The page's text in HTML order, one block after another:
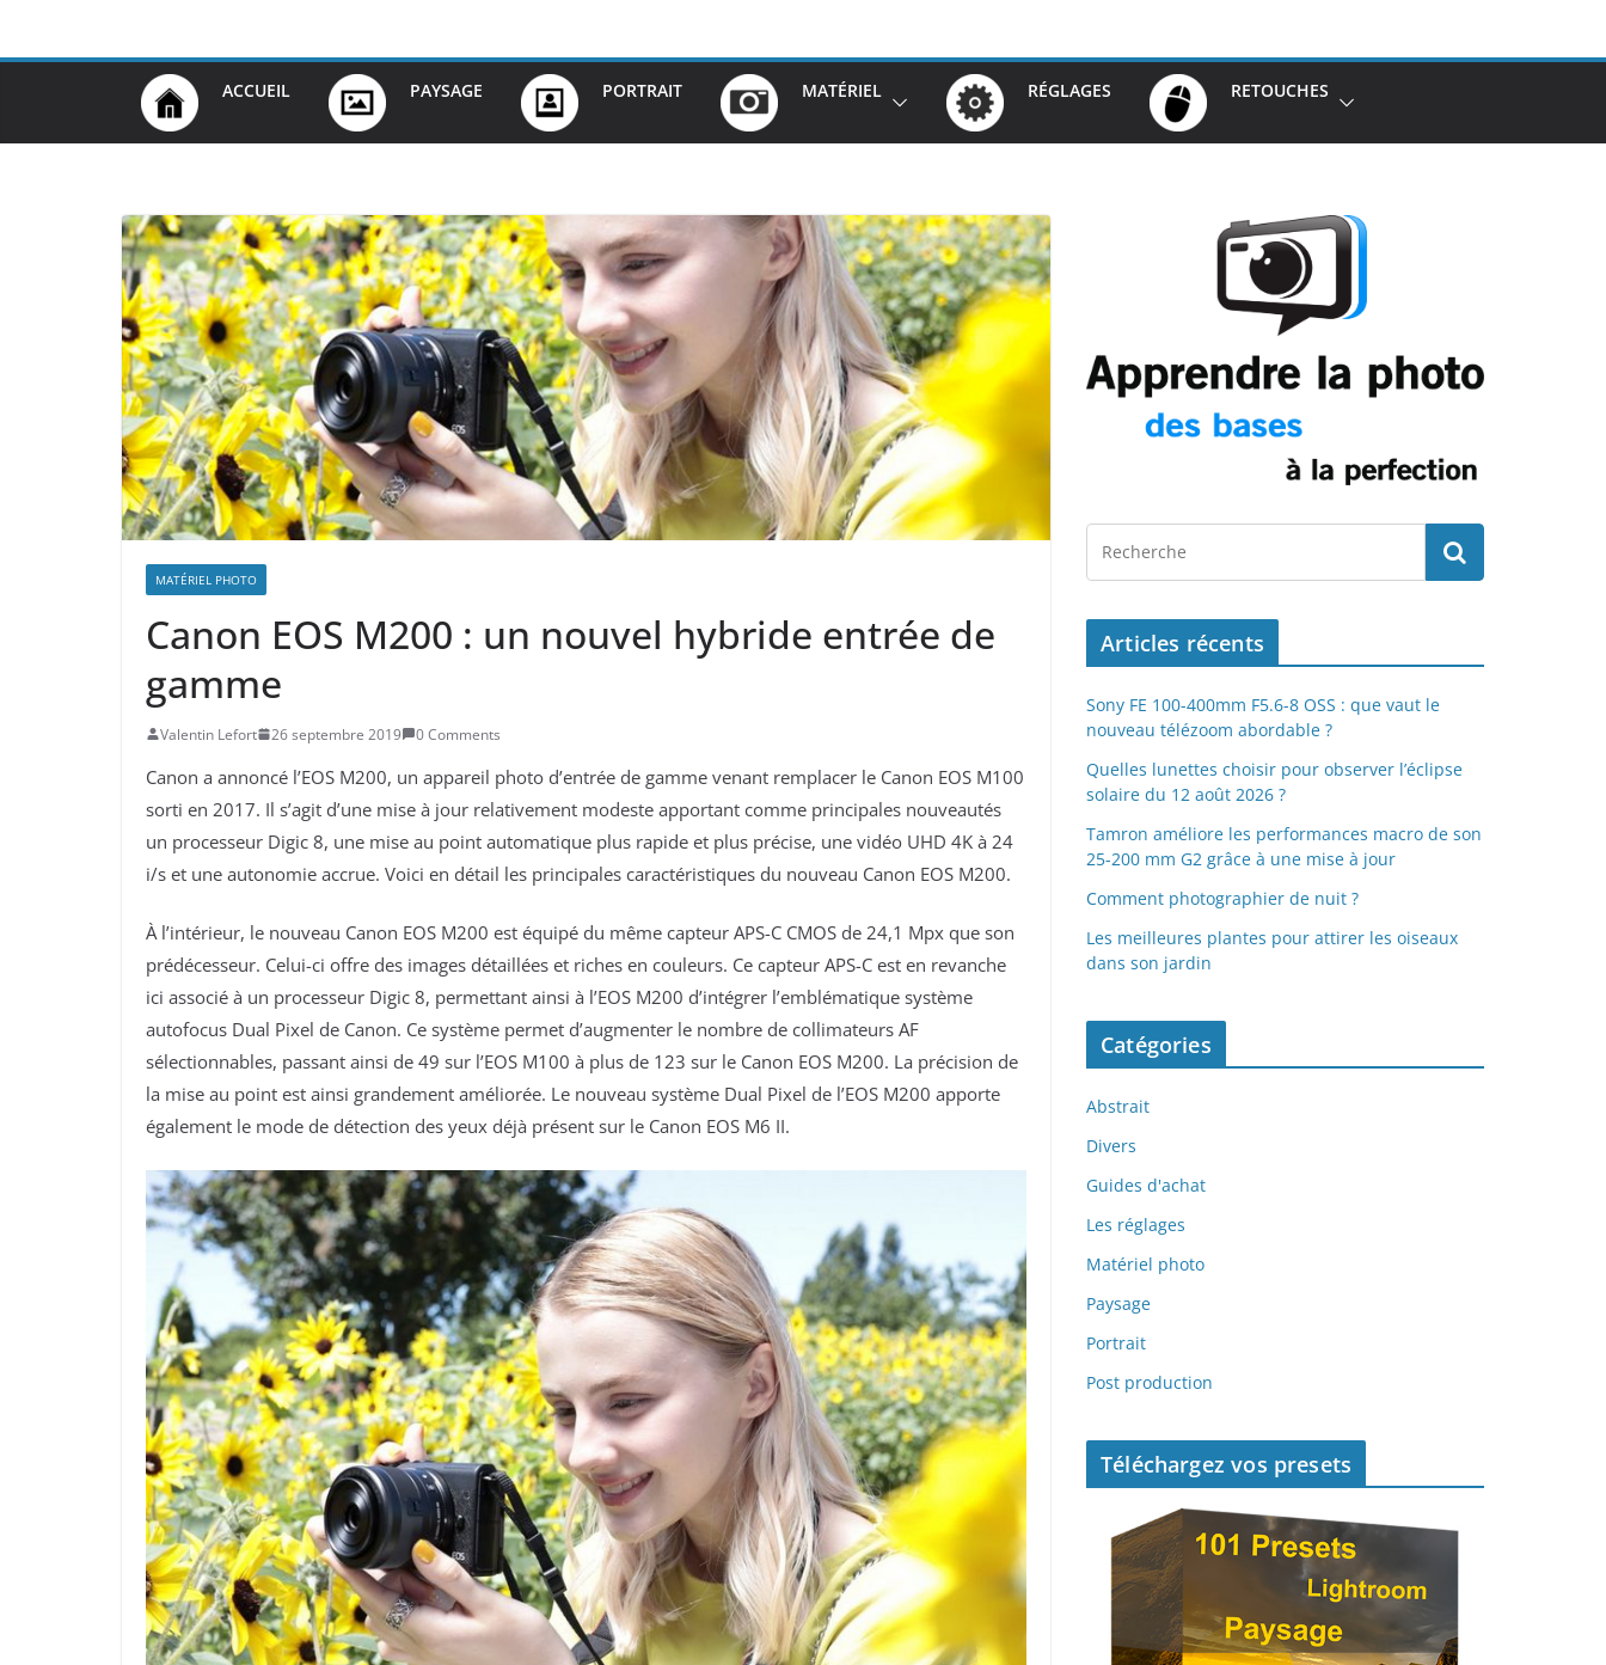
ACCUEIL PAYSAGE PORTRAIT MATÉRIEL RÉGLAGES RETOUCHES
MATÉRIEL PHOTO
Canon EOS M200 : un nouvel hybride entrée de
gamme
Valentin Lefort 26 septembre 2019 0 Comments
Canon a annoncé l’EOS M200, un appareil photo d’entrée de gamme venant remplacer le Canon EOS M100
sorti en 2017. Il s’agit d’une mise à jour relativement modeste apportant comme principales nouveautés
un processeur Digic 8, une mise au point automatique plus rapide et plus précise, une vidéo UHD 4K à 24
i/s et une autonomie accrue. Voici en détail les principales caractéristiques du nouveau Canon EOS M200.
À l’intérieur, le nouveau Canon EOS M200 est équipé du même capteur APS-C CMOS de 24,1 Mpx que son
prédécesseur. Celui-ci offre des images détaillées et riches en couleurs. Ce capteur APS-C est en revanche
ici associé à un processeur Digic 8, permettant ainsi à l’EOS M200 d’intégrer l’emblématique système
autofocus Dual Pixel de Canon. Ce système permet d’augmenter le nombre de collimateurs AF
sélectionnables, passant ainsi de 49 sur l’EOS M100 à plus de 123 sur le Canon EOS M200. La précision de
la mise au point est ainsi grandement améliorée. Le nouveau système Dual Pixel de l’EOS M200 apporte
également le mode de détection des yeux déjà présent sur le Canon EOS M6 II.
Articles récents
Sony FE 100-400mm F5.6-8 OSS : que vaut le
nouveau télézoom abordable ?
Quelles lunettes choisir pour observer l’éclipse
solaire du 12 août 2026 ?
Tamron améliore les performances macro de son
25-200 mm G2 grâce à une mise à jour
Comment photographier de nuit ?
Les meilleures plantes pour attirer les oiseaux
dans son jardin
Catégories
Abstrait
Divers
Guides d'achat
Les réglages
Matériel photo
Paysage
Portrait
Post production
Téléchargez vos presets